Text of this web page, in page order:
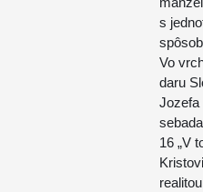
s
Vo
daru
Jozefa
16 „V